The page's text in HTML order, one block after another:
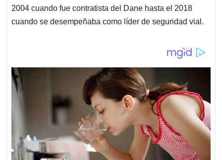
2004 cuando fue contratista del Dane hasta el 2018
cuando se desempeñaba como líder de seguridad vial.